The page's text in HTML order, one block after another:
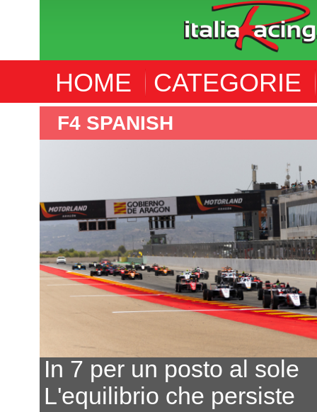
HOME CATEGORIE
F4 SPANISH
In 7 per un posto al sole
L'equilibrio che persiste